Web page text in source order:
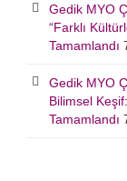
Gedik MYO
“Farklı
Tamamlandı
Gedik MYO
Bilimsel
Tamamlandı